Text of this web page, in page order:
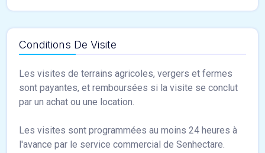
Conditions De Visite
Les visites de terrains agricoles, vergers et fermes
sont payantes, et remboursées si la visite se conclut
par un achat ou une location.
Les visites sont programmées au moins 24 heures à
l'avance par le service commercial de Senhectare.